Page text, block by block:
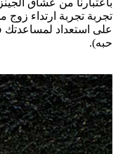
باعتبارنا من عشاق
تجربة تجربة ارتداء
على استعداد لمساعدتك
حبه).